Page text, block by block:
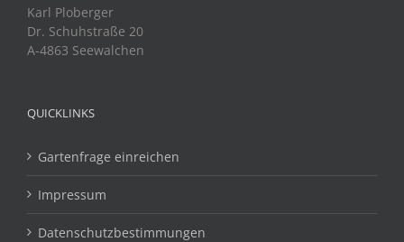
Karl Ploberger
Dr. Schuhstraße 20
A-4863 Seewalchen
QUICKLINKS
Gartenfrage einreichen
Impressum
Datenschutzbestimmungen